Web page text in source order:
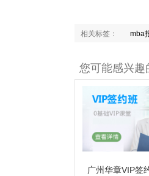
相关标签： mba
您可能感兴趣
广州华章VIP签